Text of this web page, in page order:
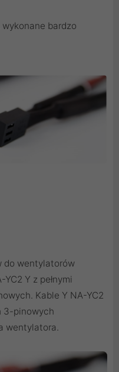
wykonane bardzo
do wentylatorów
Y z pełnymi
Kable Y NA-YC2
3-pinowych
wentylatora.